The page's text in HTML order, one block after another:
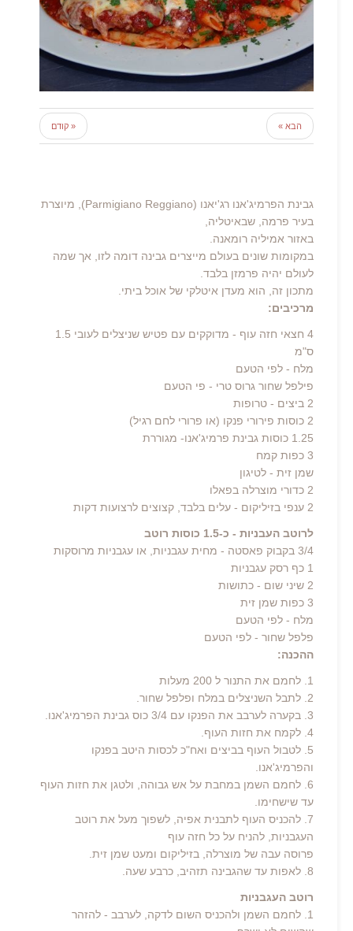
« קודם הבא »
גבינת הפרמיג'אנו רג'יאנו (Parmigiano Reggiano), מיוצרת
בעיר פרמה, שבאיטליה,
באזור אמיליה רומאנה.
במקומות שונים בעולם מייצרים גבינה דומה לזו, אך שמה
לעולם יהיה פרמזן בלבד.
מתכון זה, הוא מעדן איטלקי של אוכל ביתי.
מרכיבים:
4 חצאי חזה עוף - מדוקקים עם פטיש שניצלים לעובי 1.5
ס"מ
מלח - לפי הטעם
פילפל שחור גרוס טרי - פי הטעם
2 ביצים - טרופות
2 כוסות פירורי פנקו (או פרורי לחם רגיל)
1.25 כוסות גבינת פרמיג'אנו- מגוררת
3 כפות קמח
שמן זית - לטיגון
2 כדורי מוצרלה בפאלו
2 ענפי בזיליקום - עלים בלבד, קצוצים לרצועות דקות
לרוטב העבניות - כ-1.5 כוסות רוטב
3/4 בקבוק פאסטה - מחית עגבניות, או עגבניות מרוסקות
1 כף רסק עגבניות
2 שיני שום - כתושות
3 כפות שמן זית
מלח - לפי הטעם
פלפל שחור - לפי הטעם
ההכנה:
1. לחמם את התנור ל 200 מעלות
2. לתבל השניצלים במלח ופלפל שחור.
3. בקערה לערבב את הפנקו עם 3/4 כוס גבינת הפרמיג'אנו.
4. לקמח את חזות העוף.
5. לטבול העוף בביצים ואח"כ לכסות היטב בפנקו
והפרמיג'אנו.
6. לחמם השמן במחבת על אש גבוהה, ולטגן את חזות העוף
עד שישחימו.
7. להכניס העוף לתבנית אפיה, לשפוך מעל את רוטב
העגבניות, להניח על כל חזה עוף
פרוסה עבה של מוצרלה, בזיליקום ומעט שמן זית.
8. לאפות עד שהגבינה תזהיב, כרבע שעה.
רוטב העגבניות
1. לחמם השמן ולהכניס השום לדקה, לערבב - להזהר